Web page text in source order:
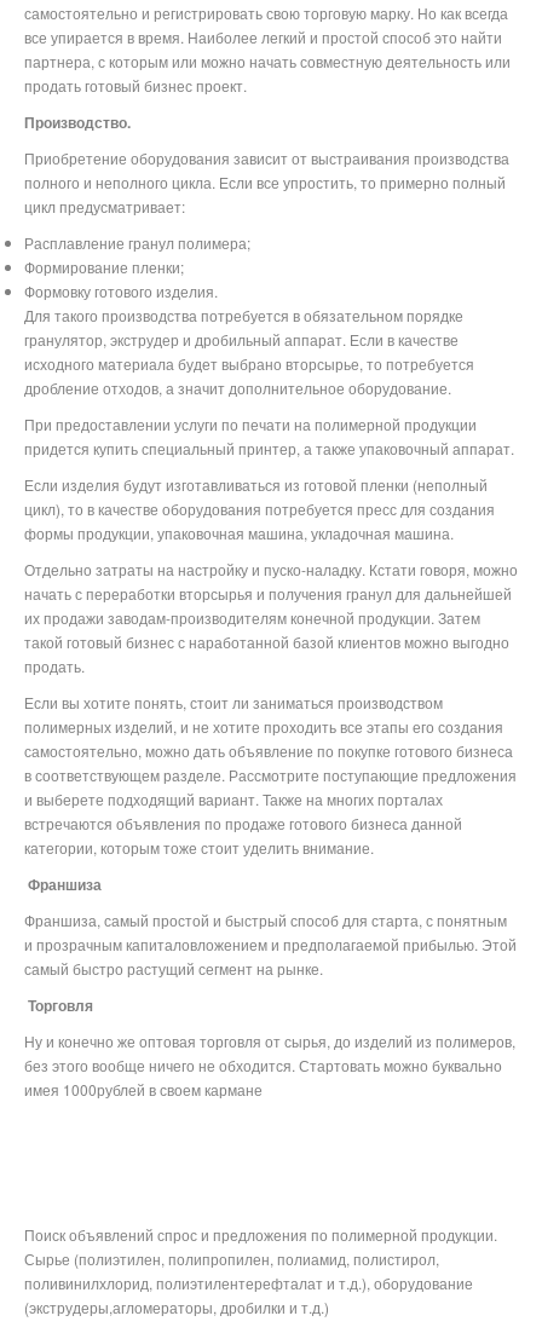
самостоятельно и регистрировать свою торговую марку. Но как всегда
все упирается в время. Наиболее легкий и простой способ это найти
партнера, с которым или можно начать совместную деятельность или
продать готовый бизнес проект.
Производство.
Приобретение оборудования зависит от выстраивания производства
полного и неполного цикла. Если все упростить, то примерно полный
цикл предусматривает:
Расплавление гранул полимера;
Формирование пленки;
Формовку готового изделия.
Для такого производства потребуется в обязательном порядке
гранулятор, экструдер и дробильный аппарат. Если в качестве
исходного материала будет выбрано вторсырье, то потребуется
дробление отходов, а значит дополнительное оборудование.
При предоставлении услуги по печати на полимерной продукции
придется купить специальный принтер, а также упаковочный аппарат.
Если изделия будут изготавливаться из готовой пленки (неполный
цикл), то в качестве оборудования потребуется пресс для создания
формы продукции, упаковочная машина, укладочная машина.
Отдельно затраты на настройку и пуско-наладку. Кстати говоря, можно
начать с переработки вторсырья и получения гранул для дальнейшей
их продажи заводам-производителям конечной продукции. Затем
такой готовый бизнес с наработанной базой клиентов можно выгодно
продать.
Если вы хотите понять, стоит ли заниматься производством
полимерных изделий, и не хотите проходить все этапы его создания
самостоятельно, можно дать объявление по покупке готового бизнеса
в соответствующем разделе. Рассмотрите поступающие предложения
и выберете подходящий вариант. Также на многих порталах
встречаются объявления по продаже готового бизнеса данной
категории, которым тоже стоит уделить внимание.
Франшиза
Франшиза, самый простой и быстрый способ для старта, с понятным
и прозрачным капиталовложением и предполагаемой прибылью. Этой
самый быстро растущий сегмент на рынке.
Торговля
Ну и конечно же оптовая торговля от сырья, до изделий из полимеров,
без этого вообще ничего не обходится. Стартовать можно буквально
имея 1000рублей в своем кармане
Поиск объявлений спрос и предложения по полимерной продукции.
Сырье (полиэтилен, полипропилен, полиамид, полистирол,
поливинилхлорид, полиэтилентерефталат и т.д.), оборудование
(экструдеры,агломераторы, дробилки и т.д.)